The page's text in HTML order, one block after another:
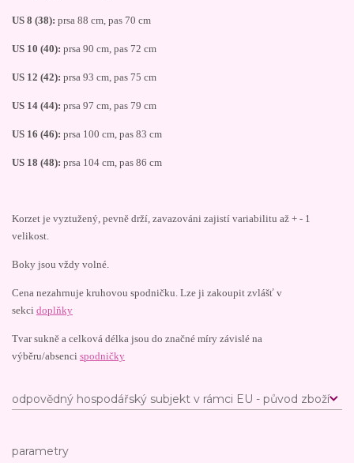
US 8 (38): prsa 88 cm, pas 70 cm
US 10 (40): prsa 90 cm, pas 72 cm
US 12 (42): prsa 93 cm, pas 75 cm
US 14 (44): prsa 97 cm, pas 79 cm
US 16 (46): prsa 100 cm, pas 83 cm
US 18 (48): prsa 104 cm, pas 86 cm
Korzet je vyztužený, pevně drží, zavazováni zajistí variabilitu až + - 1
velikost.
Boky jsou vždy volné.
Cena nezahrnuje kruhovou spodničku. Lze ji zakoupit zvlášť v
sekci doplňky
Tvar sukně a celková délka jsou do značné míry závislé na
výběru/absenci spodničky
odpovědný hospodářský subjekt v rámci EU - původ zboží
parametry